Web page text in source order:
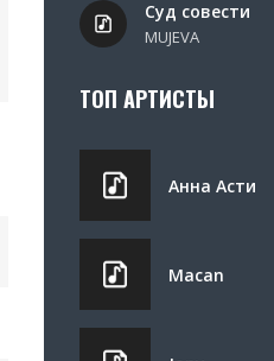
Суд совести
MUJEVA
ТОП АРТИСТЫ
Анна Асти
Macan